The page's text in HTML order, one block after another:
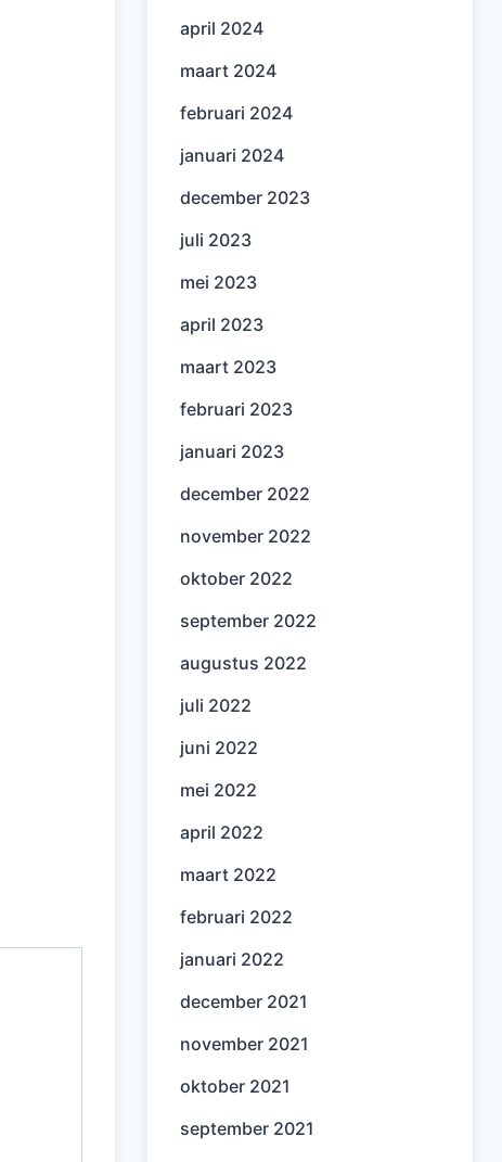
april 2024
maart 2024
februari 2024
januari 2024
december 2023
juli 2023
mei 2023
april 2023
maart 2023
februari 2023
januari 2023
december 2022
november 2022
oktober 2022
september 2022
augustus 2022
juli 2022
juni 2022
mei 2022
april 2022
maart 2022
februari 2022
januari 2022
december 2021
november 2021
oktober 2021
september 2021